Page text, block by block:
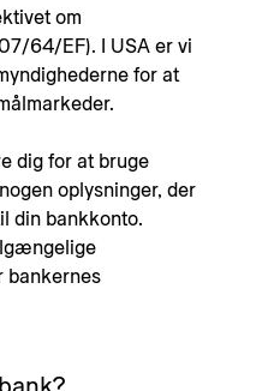
om
64/EF). I USA er vi
for at
dig for at bruge
oplysninger, der
din bankkonto.
bankernes